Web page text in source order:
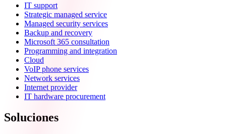
IT support
Strategic managed service
Managed security services
Backup and recovery
Microsoft 365 consultation
Programming and integration
Cloud
VoIP phone services
Network services
Internet provider
IT hardware procurement
Soluciones